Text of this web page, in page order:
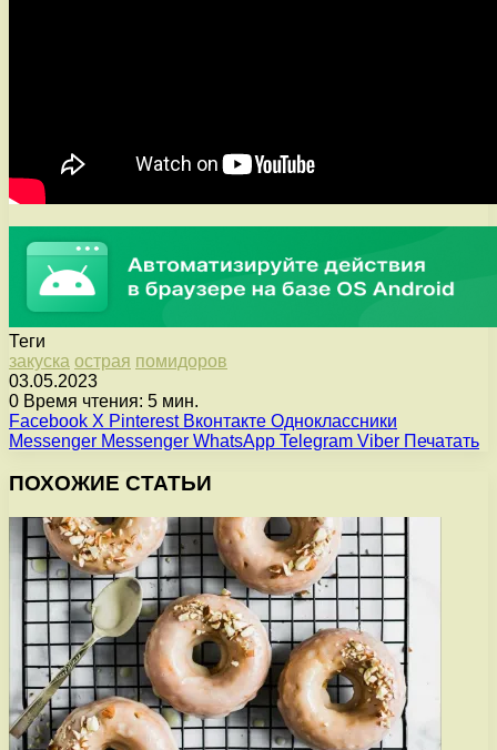
Теги
закуска острая помидоров
03.05.2023
0 Время чтения: 5 мин.
Facebook X Pinterest Вконтакте Одноклассники
Messenger Messenger WhatsApp Telegram Viber Печатать
ПОХОЖИЕ СТАТЬИ